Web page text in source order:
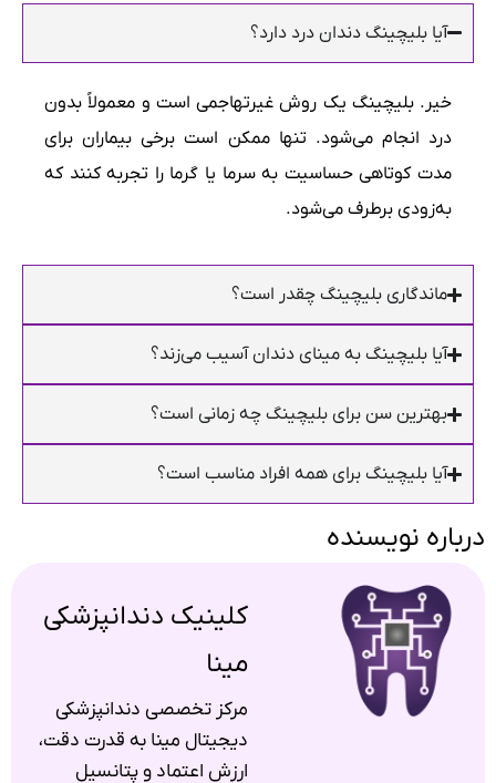
آیا بلیچینگ دندان درد دارد؟
خیر. بلیچینگ یک روش غیرتهاجمی است و معمولاً بدون
درد انجام می‌شود. تنها ممکن است برخی بیماران برای
مدت کوتاهی حساسیت به سرما یا گرما را تجربه کنند که
به‌زودی برطرف می‌شود.
ماندگاری بلیچینگ چقدر است؟
آیا بلیچینگ به مینای دندان آسیب می‌زند؟
بهترین سن برای بلیچینگ چه زمانی است؟
آیا بلیچینگ برای همه افراد مناسب است؟
درباره نویسنده
کلینیک دندانپزشکی
مینا
مرکز تخصصی دندانپزشکی
دیجیتال مینا به قدرت دقت،
ارزش اعتماد و پتانسیل